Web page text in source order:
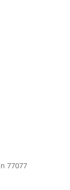
77077